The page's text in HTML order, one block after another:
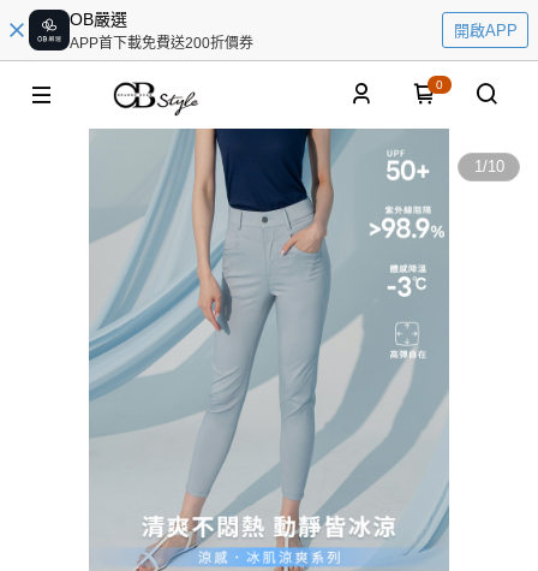
OB嚴選
APP首下載免費送200折價券
開啟APP
0
1/10